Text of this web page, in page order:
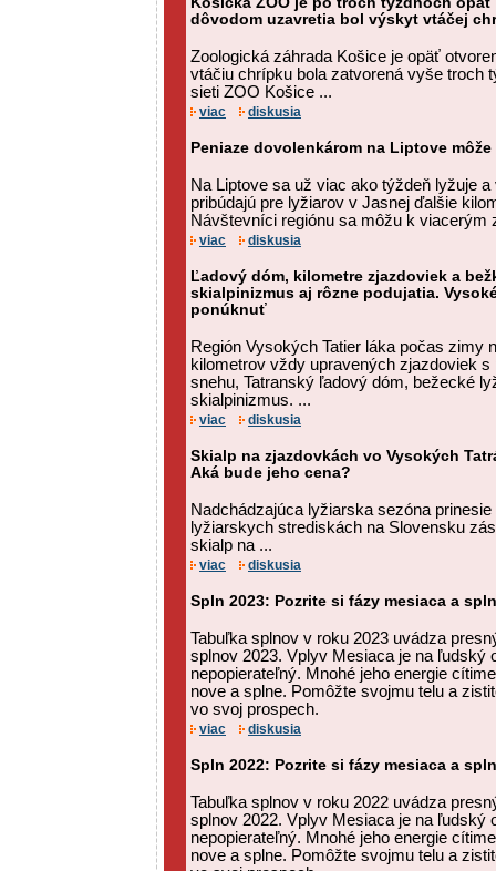
dôvodom uzavretia bol výskyt vtáčej
Zoologická záhrada Košice je opäť
vtáčiu chrípku bola zatvorená vyše troch
sieti ZOO Košice ...
viac diskusia
Peniaze dovolenkárom na Liptove
Na Liptove sa už viac ako týždeň lyžuje
pribúdajú pre lyžiarov v Jasnej ďalšie
Návštevníci regiónu sa môžu k viacerým
viac diskusia
Ľadový dóm, kilometre zjazdoviek a
skialpinizmus aj rôzne podujatia.
ponúknuť
Región Vysokých Tatier láka počas zimy
kilometrov vždy upravených zjazdoviek
snehu, Tatranský ľadový dóm, bežecké
skialpinizmus. ...
viac diskusia
Skialp na zjazdovkách vo Vysokých
Aká bude jeho cena?
Nadchádzajúca lyžiarska sezóna
lyžiarskych strediskách na Slovensku
skialp na ...
viac diskusia
Spln 2023: Pozrite si fázy mesiaca a
Tabuľka splnov v roku 2023 uvádza
splnov 2023. Vplyv Mesiaca je na ľudský
nepopierateľný. Mnohé jeho energie
nove a splne. Pomôžte svojmu telu a
vo svoj prospech.
viac diskusia
Spln 2022: Pozrite si fázy mesiaca a
Tabuľka splnov v roku 2022 uvádza
splnov 2022. Vplyv Mesiaca je na ľudský
nepopierateľný. Mnohé jeho energie
nove a splne. Pomôžte svojmu telu a